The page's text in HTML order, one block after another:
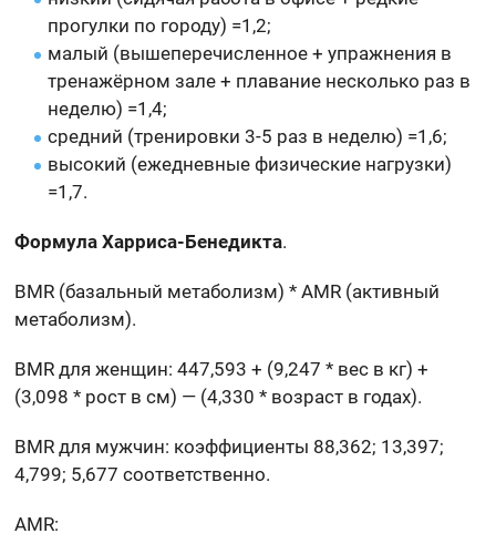
прогулки по городу) =1,2;
малый (вышеперечисленное + упражнения в
тренажёрном зале + плавание несколько раз в
неделю) =1,4;
средний (тренировки 3-5 раз в неделю) =1,6;
высокий (ежедневные физические нагрузки)
=1,7.
Формула Харриса-Бенедикта.
BMR (базальный метаболизм) * AMR (активный
метаболизм).
BMR для женщин: 447,593 + (9,247 * вес в кг) +
(3,098 * рост в см) — (4,330 * возраст в годах).
BMR для мужчин: коэффициенты 88,362; 13,397;
4,799; 5,677 соответственно.
AMR: